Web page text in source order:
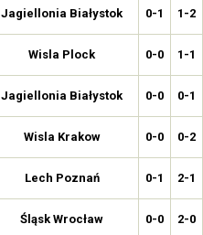
Jagiellonia Białystok 0-1 1-2
Wisla Plock 0-0 1-1
Jagiellonia Białystok 0-0 0-1
Wisla Krakow 0-0 0-2
Lech Poznań 0-1 2-1
Śląsk Wrocław 0-0 2-0